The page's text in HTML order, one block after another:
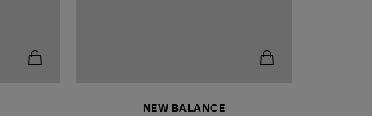
NEW BALANCE